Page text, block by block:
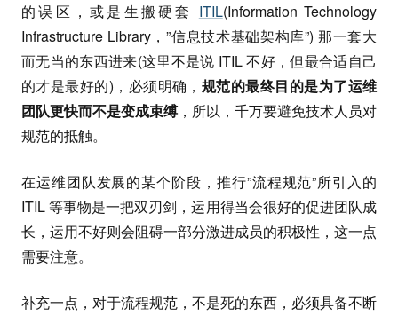
的误区，或是生搬硬套 ITIL(Information Technology
Infrastructure Library，”信息技术基础架构库”) 那一套大
而无当的东西进来(这里不是说 ITIL 不好，但最合适自己
的才是最好的)，必须明确， 规范的最终目的是为了运维
团队更快而不是变成束缚，所以，千万要避免技术人员对
规范的抵触。
在运维团队发展的某个阶段，推行”流程规范”所引入的
ITIL 等事物是一把双刃剑，运用得当会很好的促进团队成
长，运用不好则会阻碍一部分激进成员的积极性，这一点
需要注意。
补充一点，对于流程规范，不是死的东西，必须具备不断